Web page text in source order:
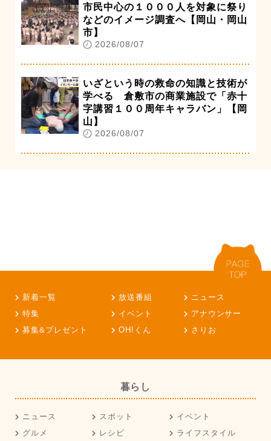
市民中心の１０００人を対象に祭り
などのイメージ調査へ【岡山・岡山
市】
2026/08/07
いざという時の救命の知識と技術が
学べる 倉敷市の商業施設で「赤十
字講習１００周年キャラバン」【岡
山】
2026/08/07
新着一覧 放送番組
ニュース
特集
イベント
アナウンサー
募集&プレゼント
OH!くん さりお
暮らし
ニュース スポット
イベント
グルメ
レシピ
ライフスタイル